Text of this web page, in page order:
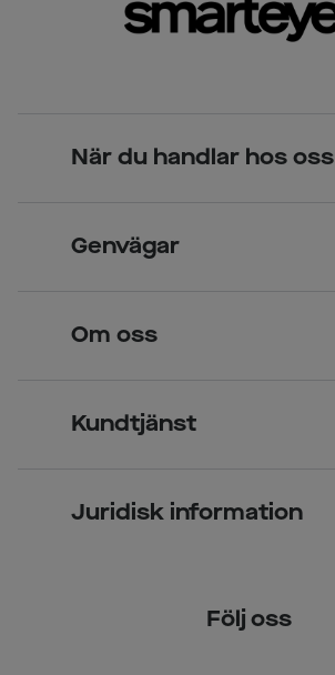
När du handlar hos oss
Över 70 butiker
Genvägar
Kontaktlinser
Om oss
Kundtjänst
Juridisk information
Följ oss